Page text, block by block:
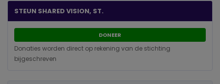
STEUN SHARED VISION, ST.
DONEER
Donaties worden direct op rekening van de stichting
bijgeschreven